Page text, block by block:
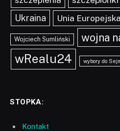
Ukraina Unia Europejska
Wojciech Sumliński wojna
wRealu24 wybory do
STOPKA:
Kontakt